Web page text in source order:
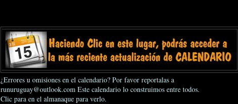
¿Errores u omisiones en el calendario? Por favor reportalas a
runuruguay@outlook.com Este calendario lo construimos entre todos.
Clic para en el almanaque para verlo.